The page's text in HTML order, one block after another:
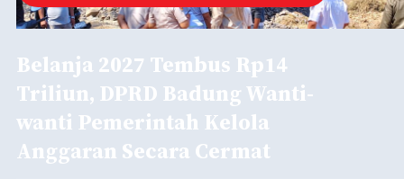
Belanja 2027 Tembus Rp14
Triliun, DPRD Badung Wanti-
wanti Pemerintah Kelola
Anggaran Secara Cermat